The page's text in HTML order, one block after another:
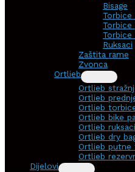
Bisage
Torbice
Torbice
Torbice
Ruksaci
Zaštita rame
Zvonca
Ortlieb
Ortlieb
Ortlieb
Ortlieb
Ortlieb bike
Ortlieb ruksaci
Ortlieb dry
Ortlieb putne
Ortlieb
Dijelovi